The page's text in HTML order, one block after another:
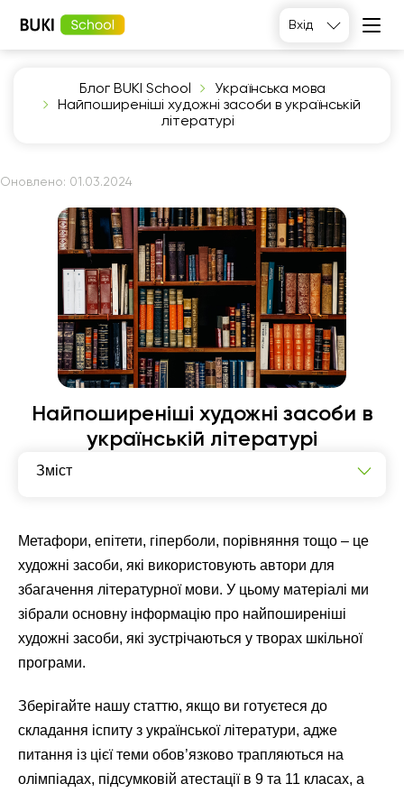
Вхід
Блог BUKI School
Українська мова
Найпоширеніші художні засоби в українській
літературі
Оновлено: 01.03.2024
Найпоширеніші художні засоби в
українській літературі
Зміст
Характеристика основних художніх засобів
Метафори, епітети, гіперболи, порівняння тощо – це
художні засоби, які використовують автори для
збагачення літературної мови. У цьому матеріалі ми
зібрали основну інформацію про найпоширеніші
художні засоби, які зустрічаються у творах шкільної
програми.
Зберігайте нашу статтю, якщо ви готуєтеся до
складання іспиту з української літератури, адже
питання із цієї теми обов’язково трапляються на
олімпіадах, підсумковій атестації в 9 та 11 класах, а